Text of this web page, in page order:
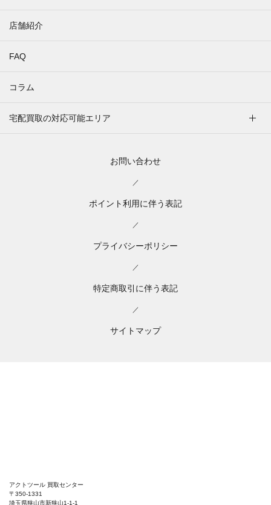
店舗紹介
FAQ
コラム
宅配買取の対応可能エリア
お問い合わせ
／
ポイント利用に伴う表記
／
プライバシーポリシー
／
特定商取引に伴う表記
／
サイトマップ
アクトツール 買取センター
〒350-1331
埼玉県狭山市新狭山1-1-1